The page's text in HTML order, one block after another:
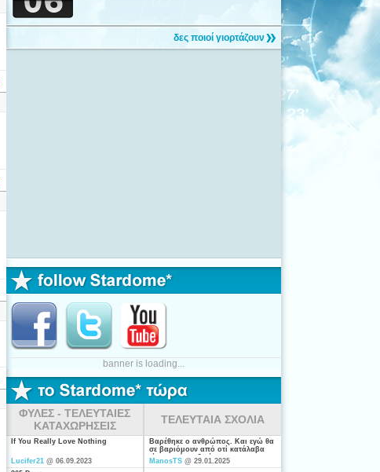
δες ποιοί γιορτάζουν
banner is loading...
ΦΥΛΕΣ - ΤΕΛΕΥΤΑΙΕΣ
ΚΑΤΑΧΩΡΗΣΕΙΣ
If You Really Love Nothing
Lucifer21 @ 06.09.2023
ΤΕΛΕΥΤΑΙΑ ΣΧΟΛΙΑ
Βαρέθηκε ο ανθρώπος. Και εγώ θα
σε βαριόμουν από οτί κατάλαβα
είσαι από τις ξενέρωτες που
ψάχνουν απλά για "σύζυγο". Η
ManosTS @ 29.01.2025